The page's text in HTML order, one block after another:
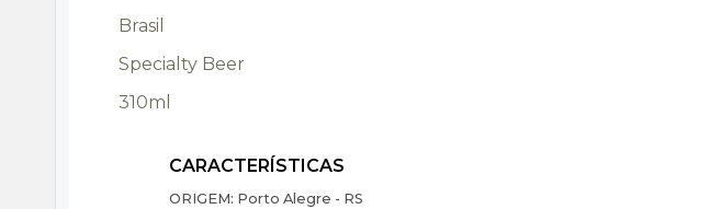
Brasil
Specialty Beer
310ml
ORIGEM: Porto Alegre - RS